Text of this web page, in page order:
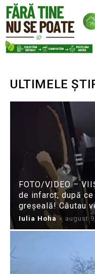
ULTIMELE
FOTO/VIDEO –
de infarct, după
greșeală! Căutau
Iulia Hoha - august